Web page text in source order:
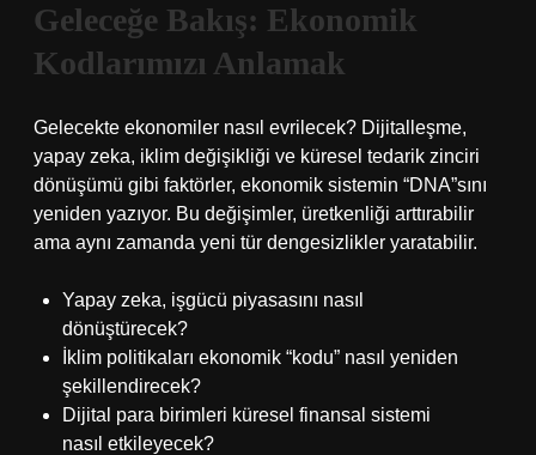
Geleceğe Bakış: Ekonomik
Kodlarımızı Anlamak
Gelecekte ekonomiler nasıl evrilecek? Dijitalleşme,
yapay zeka, iklim değişikliği ve küresel tedarik zinciri
dönüşümü gibi faktörler, ekonomik sistemin “DNA”sını
yeniden yazıyor. Bu değişimler, üretkenliği arttırabilir
ama aynı zamanda yeni tür dengesizlikler yaratabilir.
Yapay zeka, işgücü piyasasını nasıl
dönüştürecek?
İklim politikaları ekonomik “kodu” nasıl yeniden
şekillendirecek?
Dijital para birimleri küresel finansal sistemi
nasıl etkileyecek?